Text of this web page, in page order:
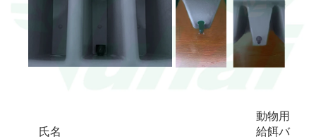
氏名
動物用
給餌バ